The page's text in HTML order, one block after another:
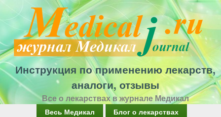
Перейти
к
основному
содержанию
Инструкция по применению лекарств,
аналоги, отзывы
Все о лекарствах в журнале Медикал
Весь Медикал
Блог о лекарствах